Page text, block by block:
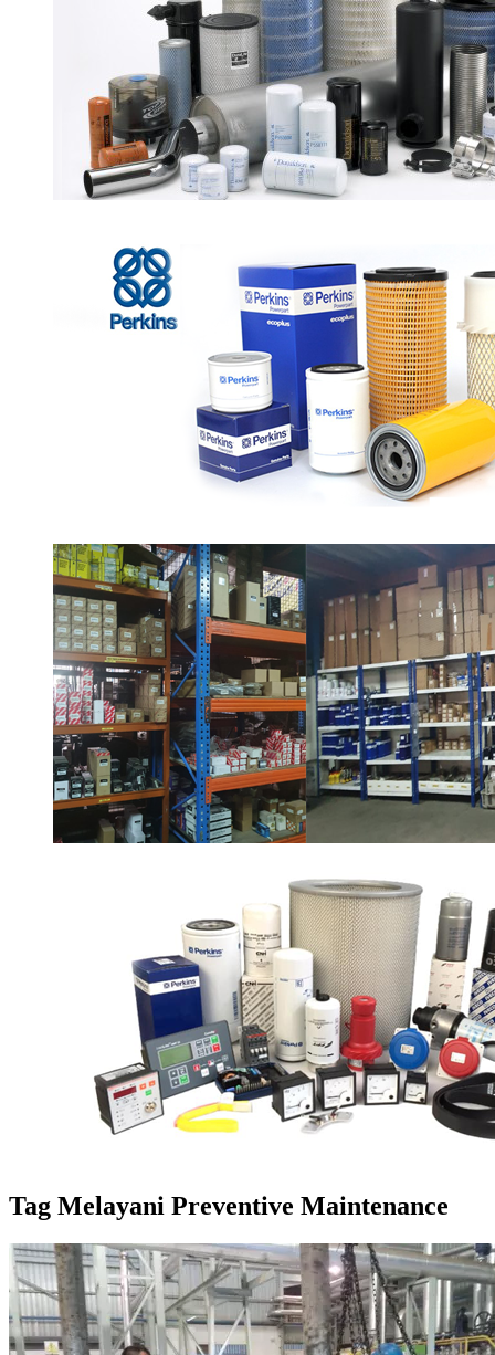
Tag Melayani Preventive Maintenance